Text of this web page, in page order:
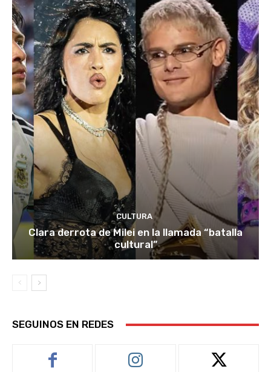
CULTURA
Clara derrota de Milei en la llamada “batalla
cultural”
SEGUINOS EN REDES